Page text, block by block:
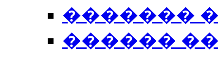
�������
������